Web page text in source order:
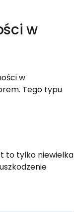
w
w
Tego typu
to tylko niewielka